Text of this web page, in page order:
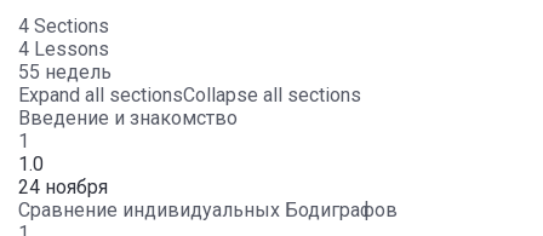
4 Sections
4 Lessons
55 недель
Expand all sectionsCollapse all sections
Введение и знакомство
1
1.0
24 ноября
Сравнение индивидуальных Бодиграфов